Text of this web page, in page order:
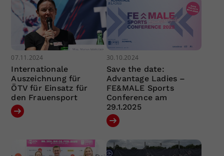
07.11.2024
Internationale
Auszeichnung für
ÖTV für Einsatz für
den Frauensport
30.10.2024
Save the date:
Advantage Ladies –
FE&MALE Sports
Conference am
29.1.2025